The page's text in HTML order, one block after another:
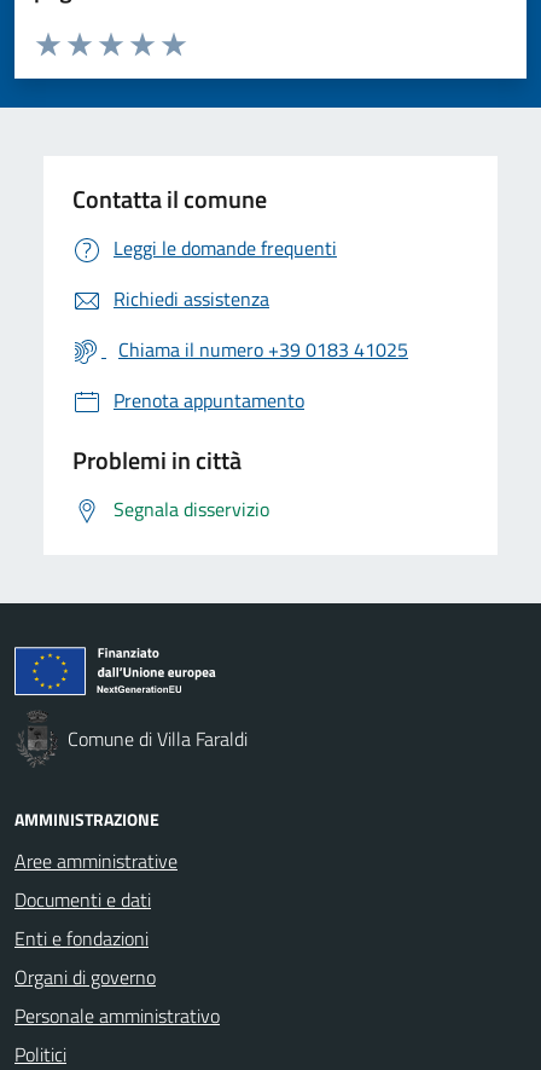
Valuta da 1 a 5 stelle la pagina
Valuta 5 stelle su 5
Valuta 4 stelle su 5
Valuta 3 stelle su 5
Valuta 2 stelle su 5
Valuta 1 stelle su 5
Contatta il comune
Leggi le domande frequenti
Richiedi assistenza
Chiama il numero +39 0183 41025
Prenota appuntamento
Problemi in città
Segnala disservizio
Comune di Villa Faraldi
AMMINISTRAZIONE
Aree amministrative
Documenti e dati
Enti e fondazioni
Organi di governo
Personale amministrativo
Politici